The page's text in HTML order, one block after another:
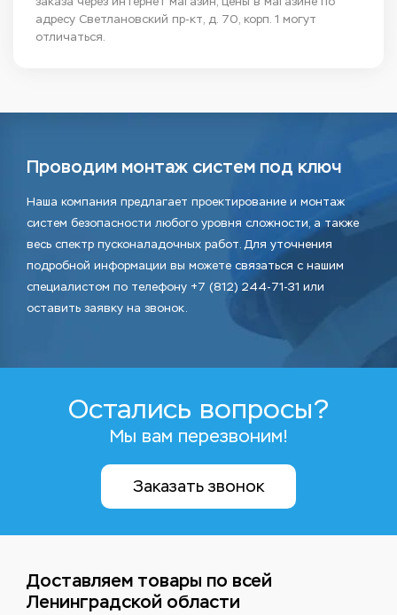
адресу Светлановский пр-кт, д. 70, корп. 1 могут
отличаться.
Проводим монтаж систем под ключ
Наша компания предлагает проектирование и монтаж
систем безопасности любого уровня сложности, а также
весь спектр пусконаладочных работ. Для уточнения
подробной информации вы можете связаться с нашим
специалистом по телефону +7 (812) 244-71-31 или
оставить заявку на звонок.
Остались вопросы?
Мы вам перезвоним!
Заказать звонок
Доставляем товары по всей
Ленинградской области